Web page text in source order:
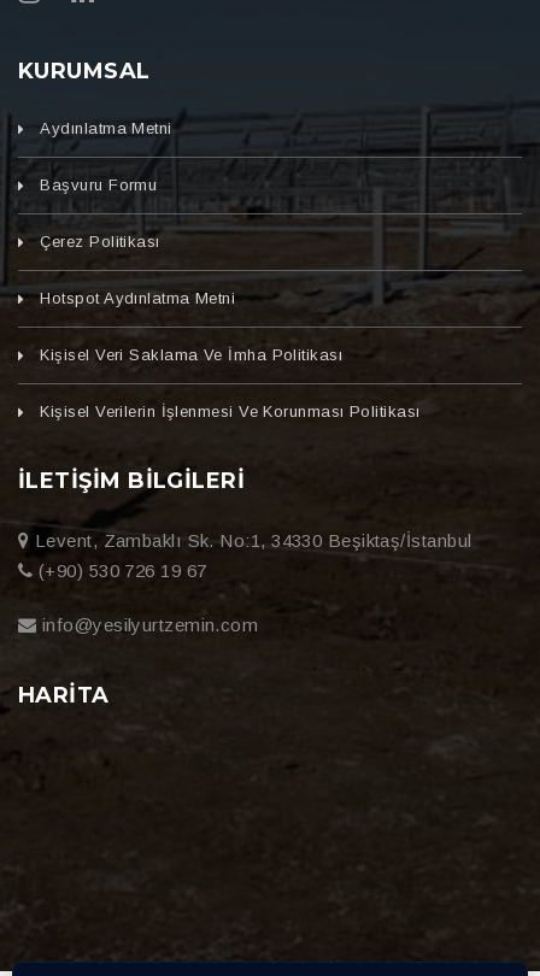
KURUMSAL
Aydınlatma Metni
Başvuru Formu
Çerez Politikası
Hotspot Aydınlatma Metni
Kişisel Veri Saklama Ve İmha Politikası
Kişisel Verilerin İşlenmesi Ve Korunması Politikası
İLETIŞIM BILGILERI
Levent, Zambaklı Sk. No:1, 34330 Beşiktaş/İstanbul
(+90) 530 726 19 67
info@yesilyurtzemin.com
HARITA